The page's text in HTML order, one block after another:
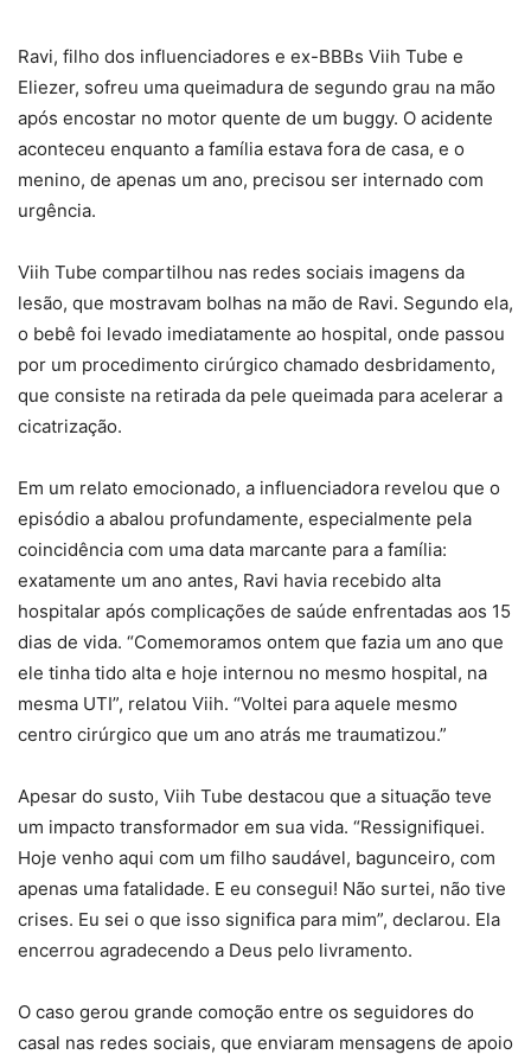
Ravi, filho dos influenciadores e ex-BBBs Viih Tube e
Eliezer, sofreu uma queimadura de segundo grau na mão
após encostar no motor quente de um buggy. O acidente
aconteceu enquanto a família estava fora de casa, e o
menino, de apenas um ano, precisou ser internado com
urgência.
Viih Tube compartilhou nas redes sociais imagens da
lesão, que mostravam bolhas na mão de Ravi. Segundo ela,
o bebê foi levado imediatamente ao hospital, onde passou
por um procedimento cirúrgico chamado desbridamento,
que consiste na retirada da pele queimada para acelerar a
cicatrização.
Em um relato emocionado, a influenciadora revelou que o
episódio a abalou profundamente, especialmente pela
coincidência com uma data marcante para a família:
exatamente um ano antes, Ravi havia recebido alta
hospitalar após complicações de saúde enfrentadas aos 15
dias de vida. “Comemoramos ontem que fazia um ano que
ele tinha tido alta e hoje internou no mesmo hospital, na
mesma UTI”, relatou Viih. “Voltei para aquele mesmo
centro cirúrgico que um ano atrás me traumatizou.”
Apesar do susto, Viih Tube destacou que a situação teve
um impacto transformador em sua vida. “Ressignifiquei.
Hoje venho aqui com um filho saudável, bagunceiro, com
apenas uma fatalidade. E eu consegui! Não surtei, não tive
crises. Eu sei o que isso significa para mim”, declarou. Ela
encerrou agradecendo a Deus pelo livramento.
O caso gerou grande comoção entre os seguidores do
casal nas redes sociais, que enviaram mensagens de apoio